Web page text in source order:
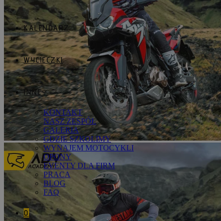
KALENDARZ
WYCIECZKI
INNE
KONTAKT
NASZ ZESPÓŁ
GALERIA
GDZIE SZKOLIMY
WYNAJEM MOTOCYKLI
OPONY
EVENTY DLA FIRM
PRACA
BLOG
FAQ
0